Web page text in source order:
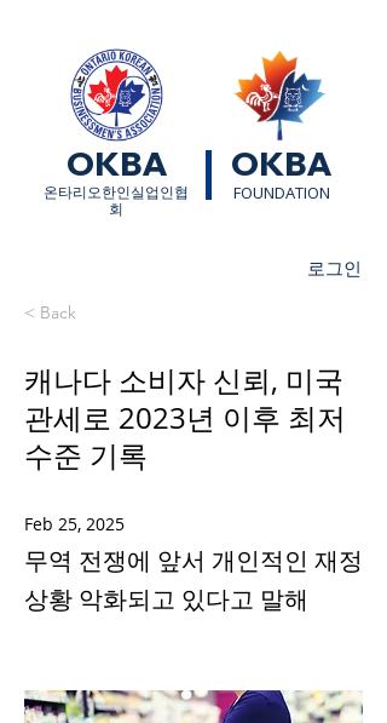
OKBA OKBA
​온타리오한인실업인협
회
FOUNDATION
로그인
< Back
캐나다 소비자 신뢰, 미국
관세로 2023년 이후 최저
수준 기록
Feb 25, 2025
무역 전쟁에 앞서 개인적인 재정
상황 악화되고 있다고 말해